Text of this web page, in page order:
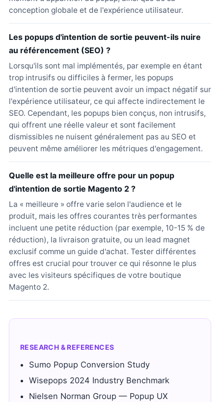
conception globale et de l'expérience utilisateur.
Les popups d'intention de sortie peuvent-ils nuire
au référencement (SEO) ?
Lorsqu'ils sont mal implémentés, par exemple en étant
trop intrusifs ou difficiles à fermer, les popups
d'intention de sortie peuvent avoir un impact négatif sur
l'expérience utilisateur, ce qui affecte indirectement le
SEO. Cependant, les popups bien conçus, non intrusifs,
qui offrent une réelle valeur et sont facilement
dismissibles ne nuisent généralement pas au SEO et
peuvent même améliorer les métriques d'engagement.
Quelle est la meilleure offre pour un popup
d'intention de sortie Magento 2 ?
La « meilleure » offre varie selon l'audience et le
produit, mais les offres courantes très performantes
incluent une petite réduction (par exemple, 10-15 % de
réduction), la livraison gratuite, ou un lead magnet
exclusif comme un guide d'achat. Tester différentes
offres est crucial pour trouver ce qui résonne le plus
avec les visiteurs spécifiques de votre boutique
Magento 2.
RESEARCH & REFERENCES
Sumo Popup Conversion Study
Wisepops 2024 Industry Benchmark
Nielsen Norman Group — Popup UX